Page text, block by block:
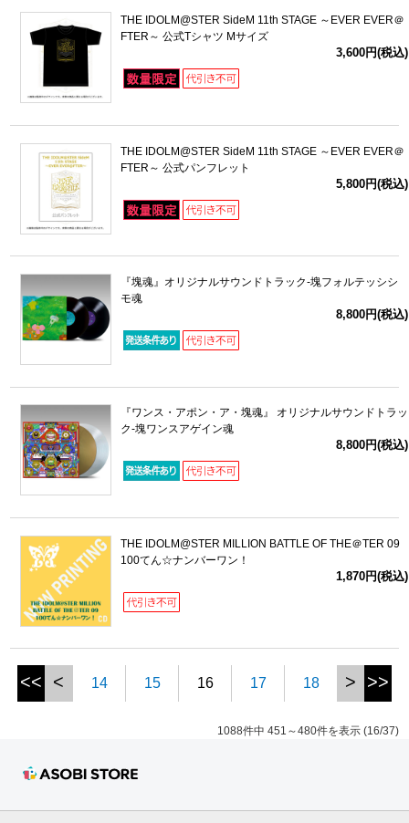
THE IDOLM@STER SideM 11th STAGE ～EVER EVER＠
FTER～ 公式Tシャツ Mサイズ
3,600円(税込)
THE IDOLM@STER SideM 11th STAGE ～EVER EVER＠
FTER～ 公式パンフレット
5,800円(税込)
『塊魂』オリジナルサウンドトラック‐塊フォルテッシシ
モ魂
8,800円(税込)
『ワンス・アポン・ア・塊魂』 オリジナルサウンドトラッ
ク‐塊ワンスアゲイン魂
8,800円(税込)
THE IDOLM@STER MILLION BATTLE OF THE＠TER 09
100てん☆ナンバーワン！
1,870円(税込)
<< < 14 15 16 17 18 > >>
1088件中 451～480件を表示 (16/37)